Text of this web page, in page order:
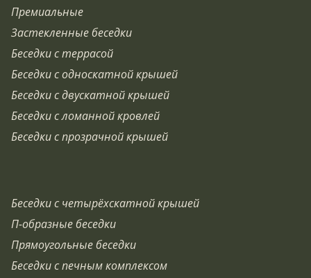
Премиальные
Застекленные беседки
Беседки с террасой
Беседки с односкатной крышей
Беседки с двускатной крышей
Беседки с ломанной кровлей
Беседки с прозрачной крышей
Беседки с четырёхскатной крышей
П-образные беседки
Прямоугольные беседки
Беседки с печным комплексом